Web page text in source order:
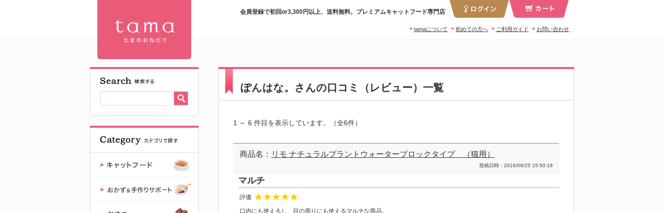
【公式】プ
レミアムキ
ャットフー
ド専門店
「たまのお
ねだり
会員登録で初回or3,300円以上、送料無料。プレミアムキャットフード専門店
お問い合わせ
ご利用ガイド
初めての方へ
tamaについて
ぽんはな。さんの口コミ（レビュー）一覧
1 ～ 6 件目を表示しています。（全6件）
商品名： リモ ナチュラルプラントウォーターブロックタイプ （猫用）
投稿日時：2016/06/25 15:50:18
マルチ
評価
口内にも使えるし、目の周りにも使えるマルチな商品。